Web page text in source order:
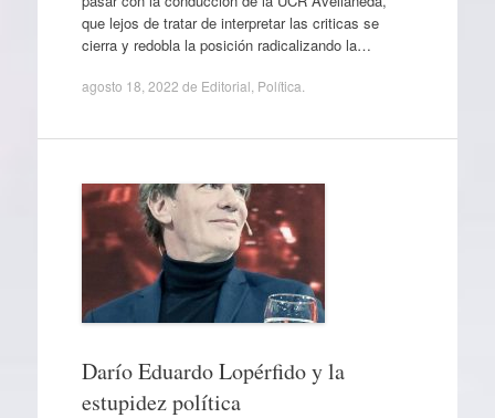
que lejos de tratar de interpretar las criticas se
cierra y redobla la posición radicalizando la…
agosto 18, 2022 de Editorial Política
Darío Eduardo Lopérfido y la
estupidez política